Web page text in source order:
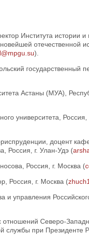
Института истории
отечественной
).
государственный
Астаны (МУА),
университета, Россия,
доцент
Россия, г. Улан-Удэ (
Россия, г. Москва (
Россия, г. Москва (
и управления
Северо-
службы при Президенте